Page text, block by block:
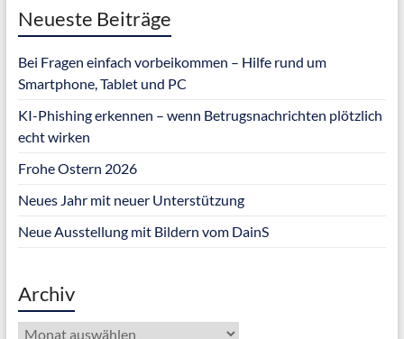
Neueste Beiträge
Bei Fragen einfach vorbeikommen – Hilfe rund um
Smartphone, Tablet und PC
KI-Phishing erkennen – wenn Betrugsnachrichten plötzlich
echt wirken
Frohe Ostern 2026
Neues Jahr mit neuer Unterstützung
Neue Ausstellung mit Bildern vom DainS
Archiv
Archiv